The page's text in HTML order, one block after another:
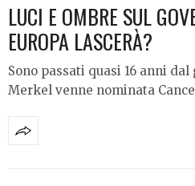
LUCI E OMBRE SUL
EUROPA LASCERÀ?
Sono passati quasi 16 anni
Merkel venne nominata